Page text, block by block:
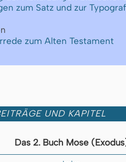
zum Satz und zur
zum Alten Testament
UND KAPITEL
Das 2. Buch Mose